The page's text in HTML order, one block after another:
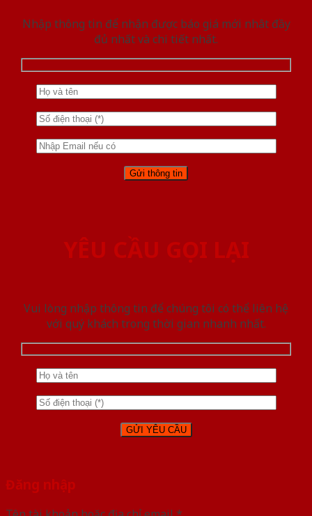
Nhập thông tin để nhận được báo giá mới nhât đầy
đủ nhất và chi tiết nhất.
YÊU CẦU GỌI LẠI
Vui lòng nhập thông tin để chúng tôi có thể liên hệ
với quý khách trong thời gian nhanh nhất.
Đăng nhập